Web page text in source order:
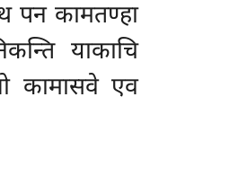
पन कामतण्हा
याकाचि
कामासवे एव